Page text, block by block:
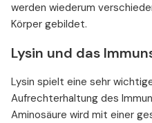
werden wiederum
Körper gebildet.
Lysin und das
Lysin spielt eine sehr
Aufrechterhaltung des
Aminosäure wird mit einer